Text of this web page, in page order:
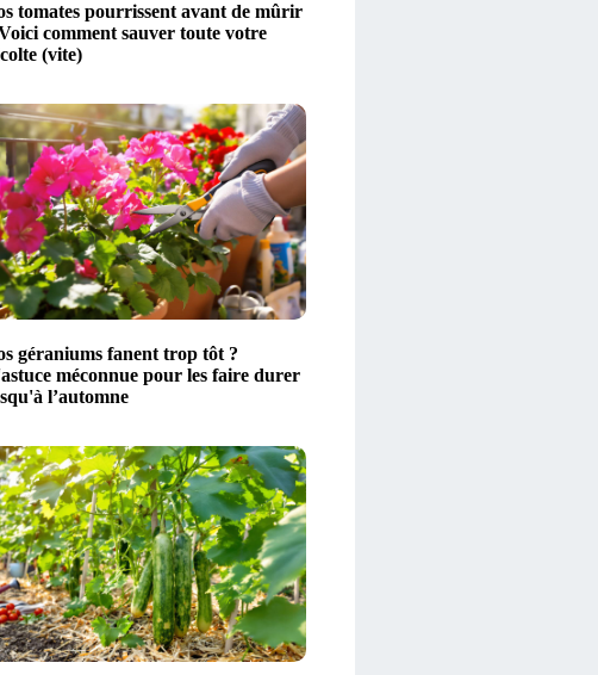
tomates pourrissent avant de mûrir
comment sauver toute votre
(vite)
géraniums fanent trop tôt ?
méconnue pour les faire durer
l’automne